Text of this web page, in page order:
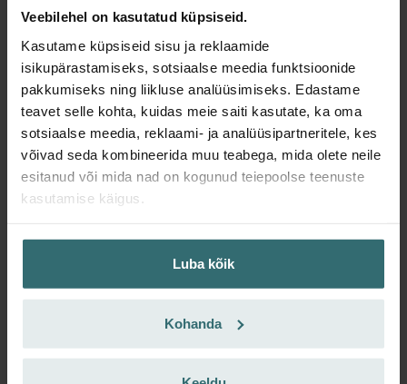
Veebilehel on kasutatud küpsiseid.
Kasutame küpsiseid sisu ja reklaamide
isikupärastamiseks, sotsiaalse meedia funktsioonide
pakkumiseks ning liikluse analüüsimiseks. Edastame
teavet selle kohta, kuidas meie saiti kasutate, ka oma
sotsiaalse meedia, reklaami- ja analüüsipartneritele, kes
võivad seda kombineerida muu teabega, mida olete neile
esitanud või mida nad on kogunud teiepoolse teenuste
kasutamise käigus.
Luba kõik
Kohanda
Filtrikomplekt 2x Coarse 60% (G4)
Komplekti kuulub 2 x Coarse 60% (G4) filtrit.
Artikli number: 527004260
Need filtrid sobivad järgmistele toodetele::Focus 200
Saa toode 15% allahindlusega